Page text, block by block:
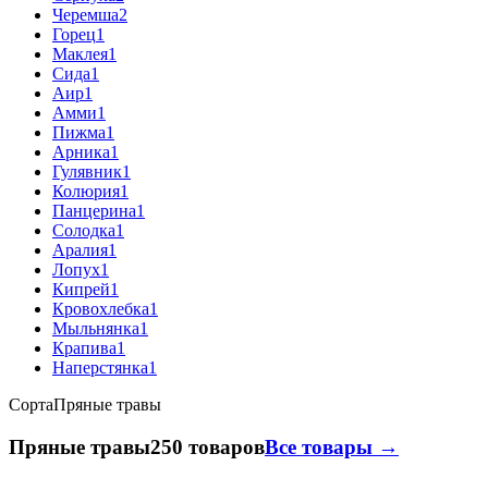
Черемша2
Горец1
Маклея1
Сида1
Аир1
Амми1
Пижма1
Арника1
Гулявник1
Колюрия1
Панцерина1
Солодка1
Аралия1
Лопух1
Кипрей1
Кровохлебка1
Мыльнянка1
Крапива1
Наперстянка1
СортаПряные травы
Пряные травы250 товаровВсе товары →